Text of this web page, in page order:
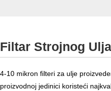
Filtar Strojnog Ulja
4-10 mikron filteri za ulje
proizvodnoj jedinici koristeći